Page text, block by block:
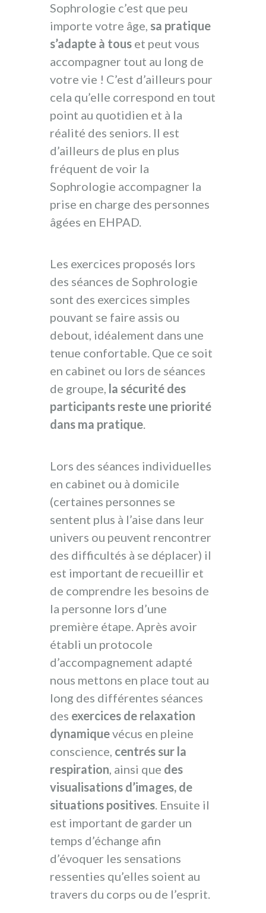
Sophrologie c’est que peu
importe votre âge, sa pratique
s’adapte à tous et peut vous
accompagner tout au long de
votre vie ! C’est d’ailleurs pour
cela qu’elle correspond en tout
point au quotidien et à la
réalité des seniors. Il est
d’ailleurs de plus en plus
fréquent de voir la
Sophrologie accompagner la
prise en charge des personnes
âgées en EHPAD.
Les exercices proposés lors
des séances de Sophrologie
sont des exercices simples
pouvant se faire assis ou
debout, idéalement dans une
tenue confortable. Que ce soit
en cabinet ou lors de séances
de groupe, la sécurité des
participants reste une priorité
dans ma pratique.
Lors des séances individuelles
en cabinet ou à domicile
(certaines personnes se
sentent plus à l’aise dans leur
univers ou peuvent rencontrer
des difficultés à se déplacer) il
est important de recueillir et
de comprendre les besoins de
la personne lors d’une
première étape. Après avoir
établi un protocole
d’accompagnement adapté
nous mettons en place tout au
long des différentes séances
des exercices de relaxation
dynamiquevécus en pleine
conscience, centrés sur la
respiration, ainsi que des
visualisations d’images, de
situations positives. Ensuite il
est important de garder un
temps d’échange afin
d’évoquer les sensations
ressenties qu’elles soient au
travers du corps ou de l’esprit.